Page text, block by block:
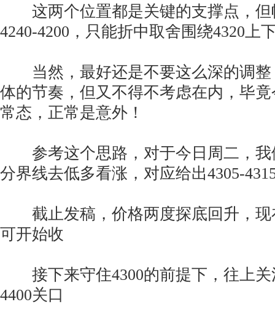
这两个位置都是关键的支撑点，但
4240-4200，只能折中取舍围绕4320上
当然，最好还是不要这么深的调整
体的节奏，但又不得不考虑在内，毕
常态，正常是意外！
参考这个思路，对于今日周二，我
分界线去低多看涨，对应给出4305-
截止发稿，价格两度探底回升，现
可开始收
接下来守住4300的前提下，往上关
4400关口